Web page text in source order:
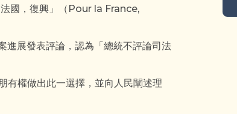
國，復興」（Pour la France,
展發表評論，認為「總統不評論司法
權做出此一選擇，並向人民闡述理